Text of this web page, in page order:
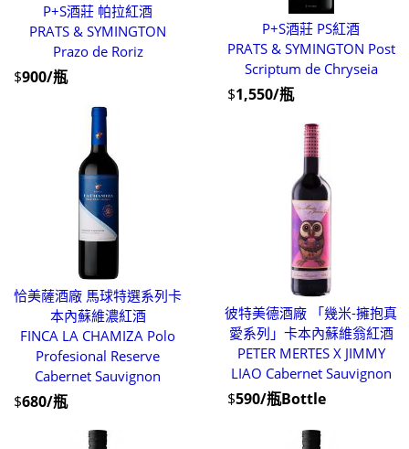
P+S酒莊 帕拉紅酒
PRATS & SYMINGTON
Prazo de Roriz
$900/瓶
P+S酒莊 PS紅酒
PRATS & SYMINGTON Post
Scriptum de Chryseia
$1,550/瓶
恰美薩酒廠 馬球特選系列卡
本內蘇維濃紅酒
FINCA LA CHAMIZA Polo
Profesional Reserve
Cabernet Sauvignon
$680/瓶
彼特美德酒廠 「幾米-擁抱真
愛系列」卡本內蘇維翁紅酒
PETER MERTES X JIMMY
LIAO Cabernet Sauvignon
$590/瓶Bottle